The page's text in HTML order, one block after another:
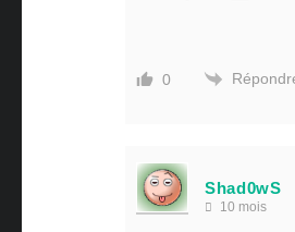
0
Shad0wS
10 mois